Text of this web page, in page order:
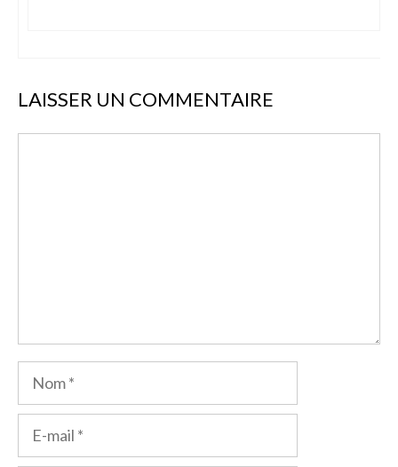
LAISSER UN COMMENTAIRE
Nom
mail